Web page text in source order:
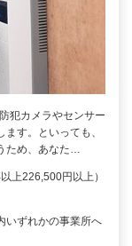
犯カメラやセンサー
す。といっても、
ため、あなた…
上226,500円以上）
ずれかの事業所へ